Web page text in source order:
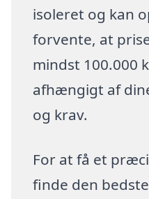
isoleret og kan
forvente, at
mindst 100.000
afhængigt af
og krav.
For at få et
finde den